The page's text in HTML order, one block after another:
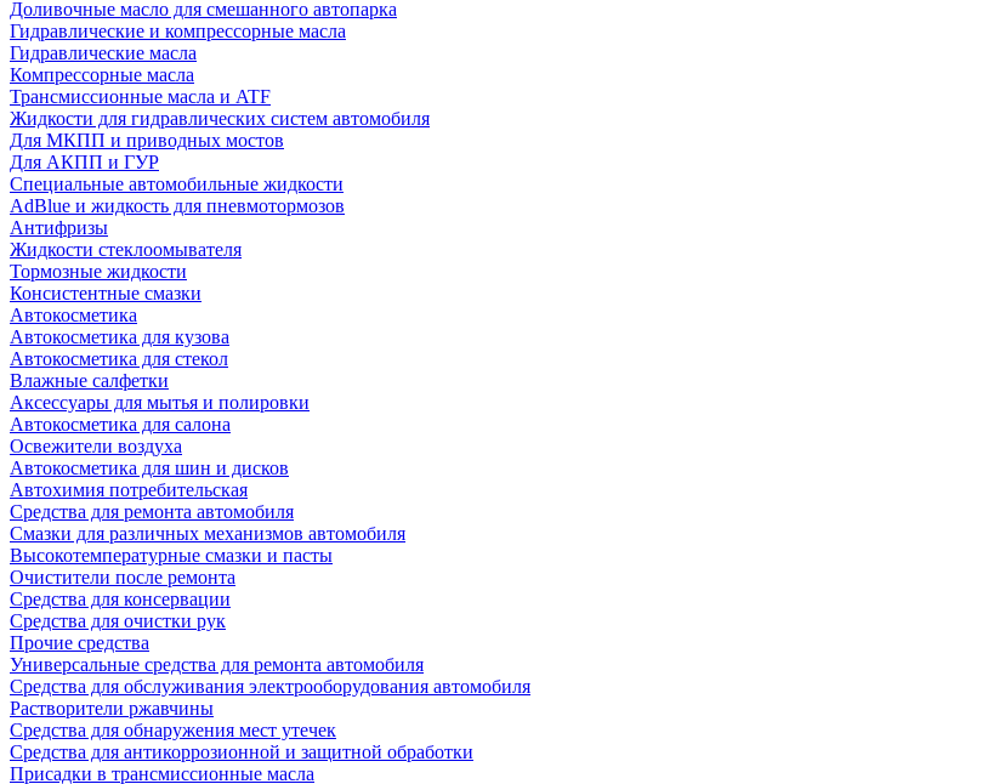
Доливочные масло для смешанного автопарка
Гидравлические и компрессорные масла
Гидравлические масла
Компрессорные масла
Трансмиссионные масла и ATF
Жидкости для гидравлических систем автомобиля
Для МКПП и приводных мостов
Для АКПП и ГУР
Специальные автомобильные жидкости
AdBlue и жидкость для пневмотормозов
Антифризы
Жидкости стеклоомывателя
Тормозные жидкости
Консистентные смазки
Автокосметика
Автокосметика для кузова
Автокосметика для стекол
Влажные салфетки
Аксессуары для мытья и полировки
Автокосметика для салона
Освежители воздуха
Автокосметика для шин и дисков
Автохимия потребительская
Средства для ремонта автомобиля
Смазки для различных механизмов автомобиля
Высокотемпературные смазки и пасты
Очистители после ремонта
Средства для консервации
Средства для очистки рук
Прочие средства
Универсальные средства для ремонта автомобиля
Средства для обслуживания электрооборудования автомобиля
Растворители ржавчины
Средства для обнаружения мест утечек
Средства для антикоррозионной и защитной обработки
Присадки в трансмиссионные масла